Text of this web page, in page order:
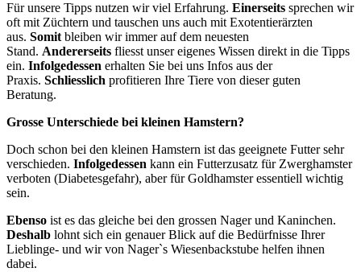
Für unsere Tipps nutzen wir viel Erfahrung. Einerseits sprechen wir
oft mit Züchtern und tauschen uns auch mit Exotentierärzten
aus. Somit bleiben wir immer auf dem neuesten
Stand. Andererseits fliesst unser eigenes Wissen direkt in die Tipps
ein. Infolgedessen erhalten Sie bei uns Infos aus der
Praxis. Schliesslich profitieren Ihre Tiere von dieser guten
Beratung.
Grosse Unterschiede bei kleinen Hamstern?
Doch schon bei den kleinen Hamstern ist das geeignete Futter sehr
verschieden. Infolgedessen kann ein Futterzusatz für Zwerghamster
verboten (Diabetesgefahr), aber für Goldhamster essentiell wichtig
sein.
Ebenso ist es das gleiche bei den grossen Nager und Kaninchen.
Deshalb lohnt sich ein genauer Blick auf die Bedürfnisse Ihrer
Lieblinge- und wir von Nager`s Wiesenbackstube helfen ihnen
dabei.